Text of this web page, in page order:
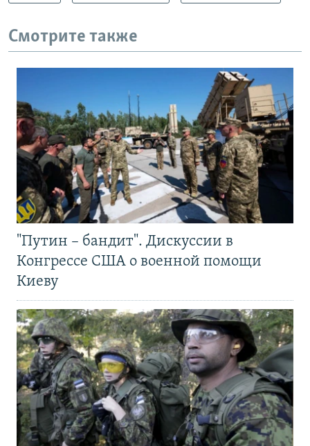
Смотрите также
"Путин – бандит". Дискуссии в
Конгрессе США о военной помощи
Киеву